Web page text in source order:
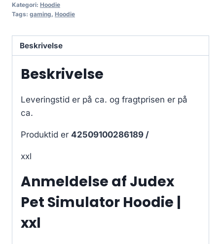
Kategori: Hoodie
Tags: gaming, Hoodie
Beskrivelse
Beskrivelse
Leveringstid er på ca. og fragtprisen er på
ca.
Produktid er 42509100286189 /
xxl
Anmeldelse af Judex
Pet Simulator Hoodie |
xxl